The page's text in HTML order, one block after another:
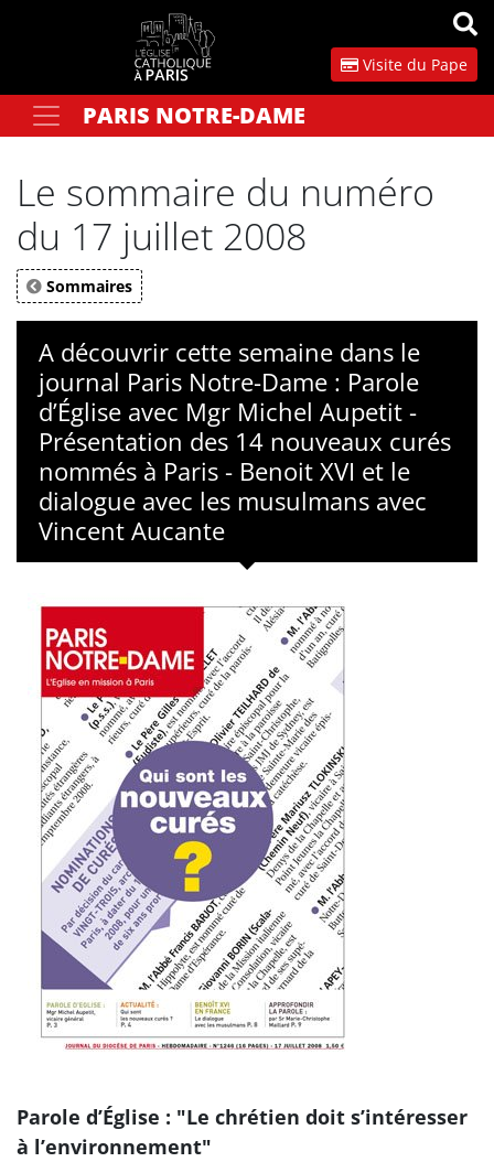
Visite du Pape
Votre recherchePARIS NOTRE-DAME
Le sommaire du numéro
du 17 juillet 2008
Sommaires
A découvrir cette semaine dans le
journal Paris Notre-Dame : Parole
d’Église avec Mgr Michel Aupetit -
Présentation des 14 nouveaux curés
nommés à Paris - Benoit XVI et le
dialogue avec les musulmans avec
Vincent Aucante
Parole d’Église : "Le chrétien doit s’intéresser
à l’environnement"
Panneau de gestion des cookies